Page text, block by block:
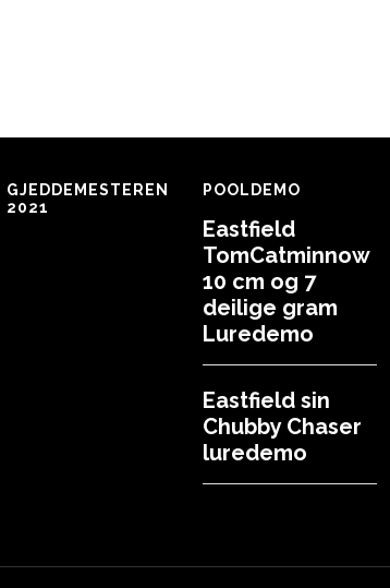
GJEDDEMESTEREN
2021
POOLDEMO
Eastfield
TomCatminnow
10 cm og 7
deilige gram
Luredemo
Eastfield sin
Chubby Chaser
luredemo